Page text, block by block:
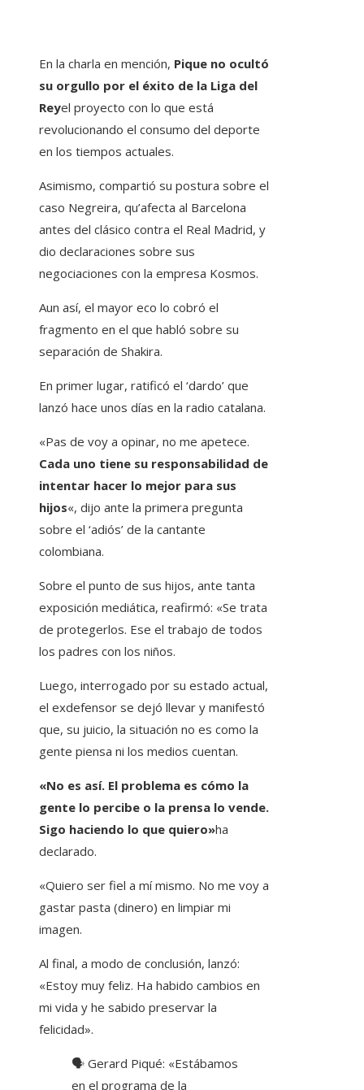
En la charla en mención, Pique no ocultó
su orgullo por el éxito de la Liga del
Reyel proyecto con lo que está
revolucionando el consumo del deporte
en los tiempos actuales.
Asimismo, compartió su postura sobre el
caso Negreira, qu’afecta al Barcelona
antes del clásico contra el Real Madrid, y
dio declaraciones sobre sus
negociaciones con la empresa Kosmos.
Aun así, el mayor eco lo cobró el
fragmento en el que habló sobre su
separación de Shakira.
En primer lugar, ratificó el ‘dardo’ que
lanzó hace unos días en la radio catalana.
«Pas de voy a opinar, no me apetece.
Cada uno tiene su responsabilidad de
intentar hacer lo mejor para sus
hijos«, dijo ante la primera pregunta
sobre el ‘adiós’ de la cantante
colombiana.
Sobre el punto de sus hijos, ante tanta
exposición mediática, reafirmó: «Se trata
de protegerlos. Ese el trabajo de todos
los padres con los niños.
Luego, interrogado por su estado actual,
el exdefensor se dejó llevar y manifestó
que, su juicio, la situación no es como la
gente piensa ni los medios cuentan.
«No es así. El problema es cómo la
gente lo percibe o la prensa lo vende.
Sigo haciendo lo que quiero»ha
declarado.
«Quiero ser fiel a mí mismo. No me voy a
gastar pasta (dinero) en limpiar mi
imagen.
Al final, a modo de conclusión, lanzó:
«Estoy muy feliz. Ha habido cambios en
mi vida y he sabido preservar la
felicidad».
🗣️ Gerard Piqué: «Estábamos
en el programa de la